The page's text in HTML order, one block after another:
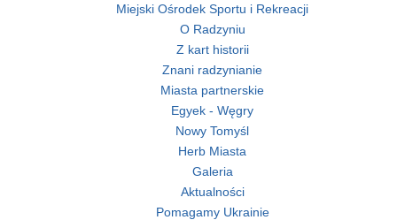
Miejski Ośrodek Sportu i Rekreacji
O Radzyniu
Z kart historii
Znani radzynianie
Miasta partnerskie
Egyek - Węgry
Nowy Tomyśl
Herb Miasta
Galeria
Aktualności
Pomagamy Ukrainie